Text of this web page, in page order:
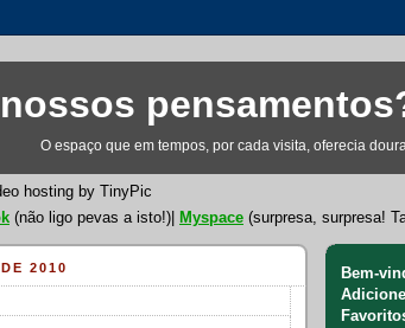
O espaço que em tempos, por cada visita, oferecia
(não ligo pevas a isto!)| Myspace (surpresa, surpresa!
2010
Bem-